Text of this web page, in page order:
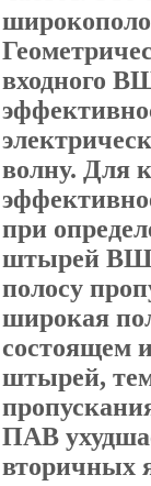
входного
волну. Для
при
штырей
полосу
широкая
состоящем
штырей,
ПАВ
вторичных